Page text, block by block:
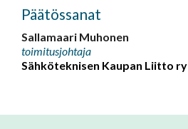
Päätössanat
Sallamaari Muhonen
toimitusjohtaja
Sähköteknisen Kaupan Liitto ry